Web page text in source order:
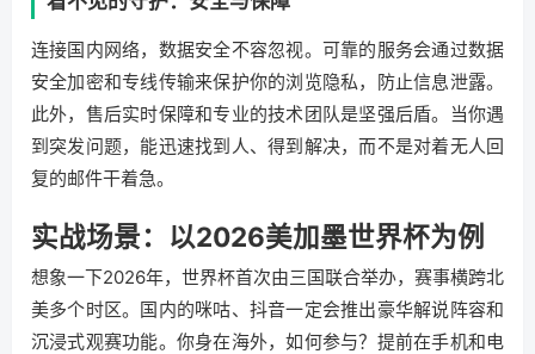
连接国内网络，数据安全不容忽视。可靠的服务会通过数据
安全加密和专线传输来保护你的浏览隐私，防止信息泄露。
此外，售后实时保障和专业的技术团队是坚强后盾。当你遇
到突发问题，能迅速找到人、得到解决，而不是对着无人回
复的邮件干着急。
实战场景：以2026美加墨世界杯为例
想象一下2026年，世界杯首次由三国联合举办，赛事横跨北
美多个时区。国内的咪咕、抖音一定会推出豪华解说阵容和
沉浸式观赛功能。你身在海外，如何参与？提前在手机和电